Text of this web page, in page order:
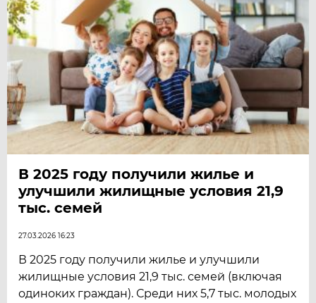
В 2025 году получили жилье и
улучшили жилищные условия 21,9
тыс. семей
27.03.2026 16:23
В 2025 году получили жилье и улучшили
жилищные условия 21,9 тыс. семей (включая
одиноких граждан). Среди них 5,7 тыс. молодых